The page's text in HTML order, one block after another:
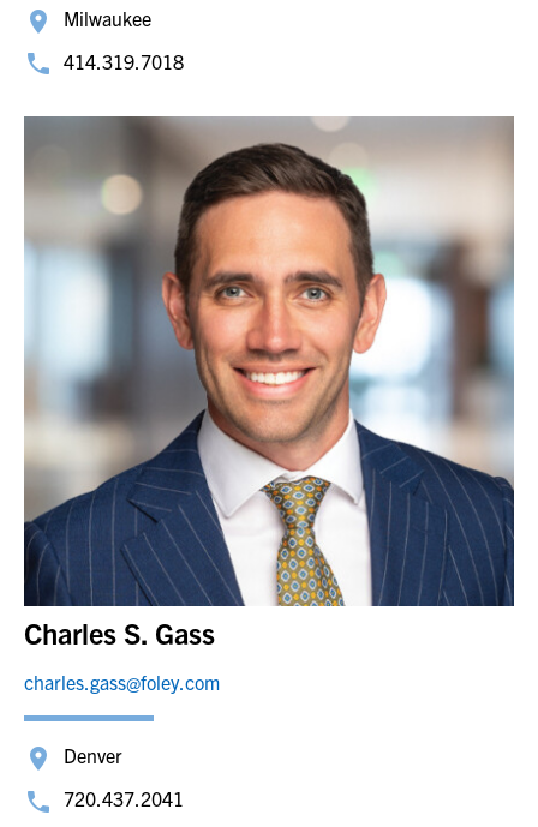
Milwaukee
414.319.7018
Charles S. Gass
charles.gass@foley.com
Denver
720.437.2041